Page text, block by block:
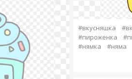
#вкусняшка
#пироженка
#нямка
#няма